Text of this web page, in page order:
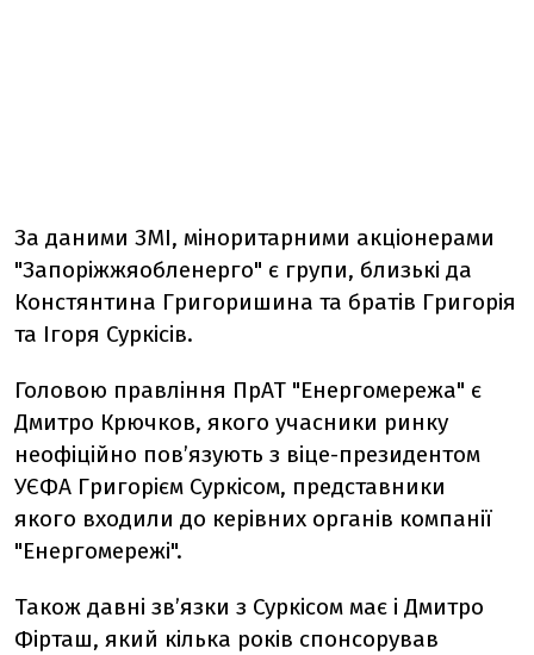
За даними ЗМІ, міноритарними акціонерами
"Запоріжжяобленерго" є групи, близькі да
Констянтина Григоришина та братів Григорія
та Ігоря Суркісів.
Головою правління ПрАТ "Енергомережа" є
Дмитро Крючков, якого учасники ринку
неофіційно пов’язують з віце-президентом
УЄФА Григорієм Суркісом, представники
якого входили до керівних органів компанії
"Енергомережі".
Також давні зв’язки з Суркісом має і Дмитро
Фірташ, який кілька років спонсорував